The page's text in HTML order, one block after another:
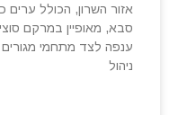
אזור השרון, הכולל ערים
סבא, מאופיין במרקם
ענפה לצד מתחמי מגורים
ניהול